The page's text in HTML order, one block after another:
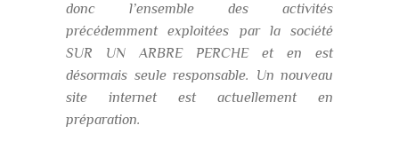
donc l’ensemble des activités
précédemment exploitées par la société
SUR UN ARBRE PERCHE et en est
désormais seule responsable. Un nouveau
site internet est actuellement en
préparation.